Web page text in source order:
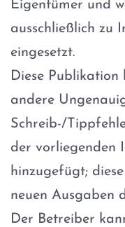
Eigentümer und
ausschließlich zu
eingesetzt.
Diese Publikation
andere
Schreib-/
der vorliegenden
hinzugefügt;
neuen Ausgaben
Der Betreiber